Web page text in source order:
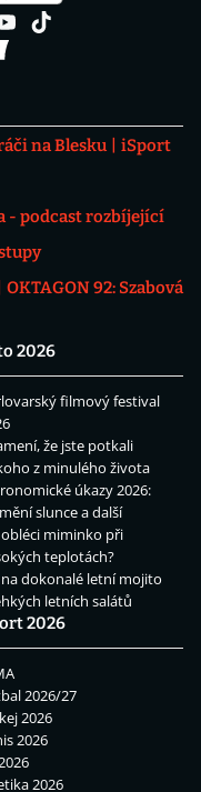
na Blesku
iSport
- podcast rozbíjející
OKTAGON 92: Szabová
2026
filmový festival
že jste potkali
z minulého života
úkazy 2026:
slunce a další
obléci miminko při
teplotách?
na dokonalé letní mojito
letních salátů
2026
2026/27
2026
2026
2026